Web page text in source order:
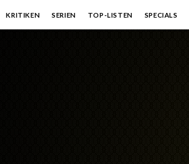
KRITIKEN SERIEN TOP-LISTEN SPECIALS